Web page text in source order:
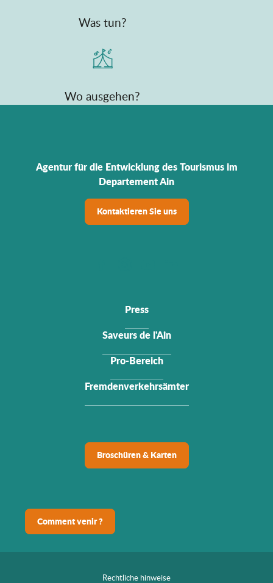
Was tun?
Wo ausgehen?
Agentur für die Entwicklung des Tourismus im
Departement Ain
Kontaktieren Sie uns
Press
Saveurs de l'Ain
Pro-Bereich
Fremdenverkehrsämter
Broschüren & Karten
Comment venir ?
Rechtliche hinweise